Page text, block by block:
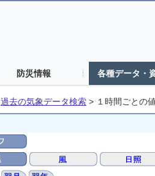
防災情報 各種データ・
過去の気象データ検索 > １時間ごとの